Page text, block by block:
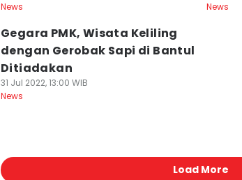
News
News
Gegara PMK, Wisata Keliling
dengan Gerobak Sapi di Bantul
Ditiadakan‎
31 Jul 2022, 13:00 WIB
News
Load More